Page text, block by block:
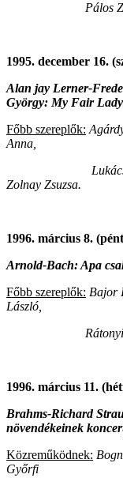
Pálos Zsuzsa,
1995. december 16.
Alan jay Lerner-
György: My Fair Lady
Főbb szereplők:
Anna,
Lukács Margit,
Zolnay Zsuzsa.
1996. március 8.
Arnold-Bach: Apa
Főbb szereplők: Bajor
László,
Rátonyi Hajni,
1996. március 11.
Brahms-Richard
növendékeinek
Közreműködnek:
Győrfi